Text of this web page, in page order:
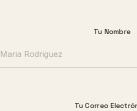
Tu Nombre
Tu Correo